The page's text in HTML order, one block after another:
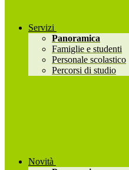
Servizi
Panoramica
Famiglie e studenti
Personale scolastico
Percorsi di studio
Novità